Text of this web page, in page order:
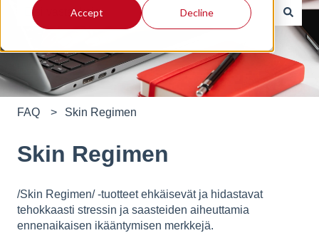
Accept Decline
Ehdotuksia ei ole, koska hakukenttä on tyhjä.
FAQ Skin Regimen
Skin Regimen
/Skin Regimen/ -tuotteet ehkäisevät ja hidastavat
tehokkaasti stressin ja saasteiden aiheuttamia
ennenaikaisen ikääntymisen merkkejä.